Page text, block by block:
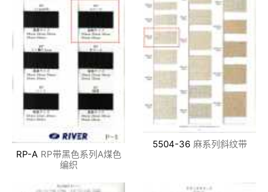
RP-A RP带黑色系列A煤色
编织
5504-36 麻系列斜纹带